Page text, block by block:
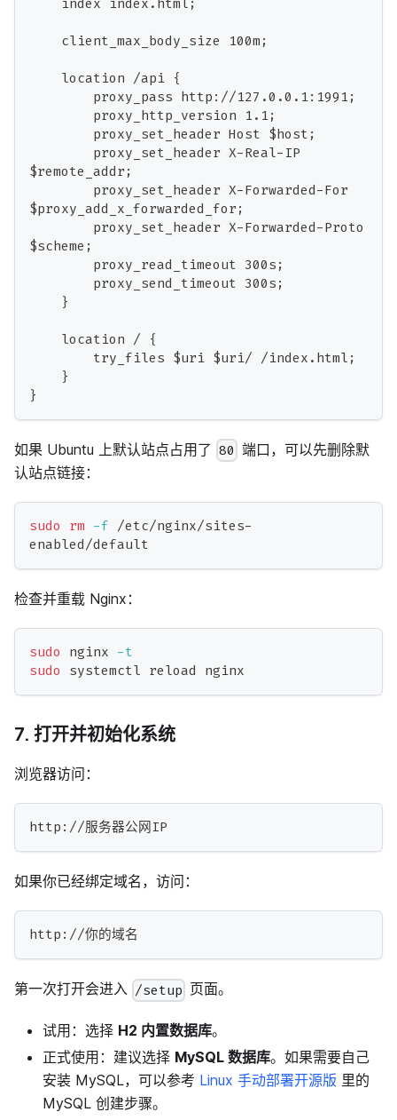
    client_max_body_size 100m;
    location /api {
        proxy_pass http://127.0.0.1:1991;
        proxy_http_version 1.1;
        proxy_set_header Host $host;
$remote_addr;
$proxy_add_x_forwarded_for;
$scheme;
        proxy_read_timeout 300s;
        proxy_send_timeout 300s;
    }
    location / {
        try_files $uri $uri/ /index.html;
    }
}
如果 Ubuntu 上默认站点占用了 80 端口，可以先删除默
认站点链接：
sudo rm -f /etc/nginx/sites-
enabled/default
检查并重载 Nginx：
sudo nginx -t
sudo systemctl reload nginx
7. 打开并初始化系统
浏览器访问：
http://服务器公网IP
如果你已经绑定域名，访问：
http://你的域名
第一次打开会进入 /setup 页面。
试用：选择 H2 内置数据库。
正式使用：建议选择 MySQL 数据库。如果需要自己
安装 MySQL，可以参考 Linux 手动部署开源版 里的
MySQL 创建步骤。